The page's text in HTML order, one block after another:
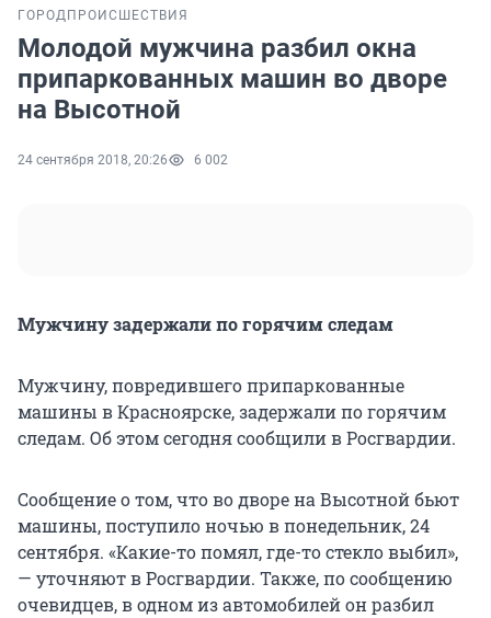
ГОРОД ПРОИСШЕСТВИЯ
Молодой мужчина разбил окна
припаркованных машин во дворе
на Высотной
24 сентября 2018, 20:26 6 002
Мужчину задержали по горячим следам
Мужчину, повредившего припаркованные
машины в Красноярске, задержали по горячим
следам. Об этом сегодня сообщили в Росгвардии.
Сообщение о том, что во дворе на Высотной бьют
машины, поступило ночью в понедельник, 24
сентября. «Какие-то помял, где-то стекло выбил»,
— уточняют в Росгвардии. Также, по сообщению
очевидцев, в одном из автомобилей он разбил